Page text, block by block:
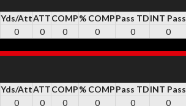
Yds/AttATTCOMP% COMPPass TDINT Pass
0 0 0 0 0 0
Yds/AttATTCOMP% COMPPass TDINT Pass
0 0 0 0 0 0